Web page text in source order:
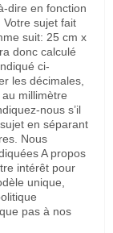
dire en fonction
sujet fait
suit: 25 cm x
donc calculé
ci-
les décimales,
millimètre
nous s’il
en séparant
Nous
A propos
intérêt pour
unique,
pas à nos